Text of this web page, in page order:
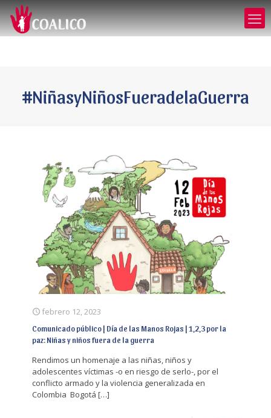
#NiñasyNiñosFueradelaGuerra
febrero 12, 2023
Comunicado público | Día de las Manos Rojas | 1,2,3 por la
paz: Niñas y niños fuera de la guerra
Rendimos un homenaje a las niñas, niños y
adolescentes víctimas -o en riesgo de serlo-, por el
conflicto armado y la violencia generalizada en
Colombia Bogotá […]